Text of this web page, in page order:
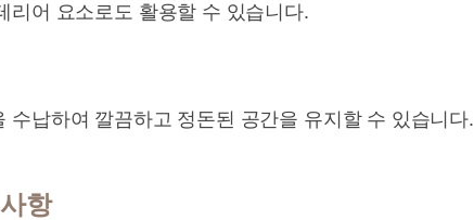
리어 요소로도 활용할 수 있습니다.
수납하여 깔끔하고 정돈된 공간을 유지할 수 있습니다.
항